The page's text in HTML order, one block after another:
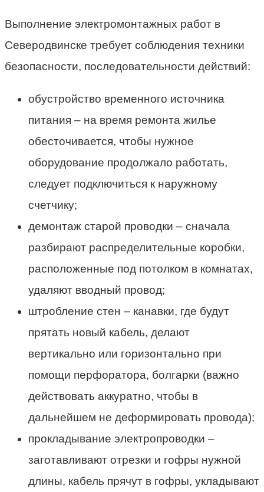
Выполнение электромонтажных работ в
Северодвинске требует соблюдения техники
безопасности, последовательности действий:
обустройство временного источника
питания – на время ремонта жилье
обесточивается, чтобы нужное
оборудование продолжало работать,
следует подключиться к наружному
счетчику;
демонтаж старой проводки – сначала
разбирают распределительные коробки,
расположенные под потолком в комнатах,
удаляют вводный провод;
штробление стен – канавки, где будут
прятать новый кабель, делают
вертикально или горизонтально при
помощи перфоратора, болгарки (важно
действовать аккуратно, чтобы в
дальнейшем не деформировать провода);
прокладывание электропроводки –
заготавливают отрезки и гофры нужной
длины, кабель прячут в гофры, укладывают